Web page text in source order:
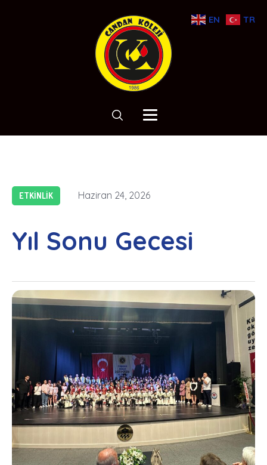
ETKINLIK Haziran 24, 2026
Yıl Sonu Gecesi
EN TR